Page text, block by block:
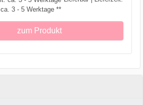
ca. 3 - 5 Werktage **
zum Produkt